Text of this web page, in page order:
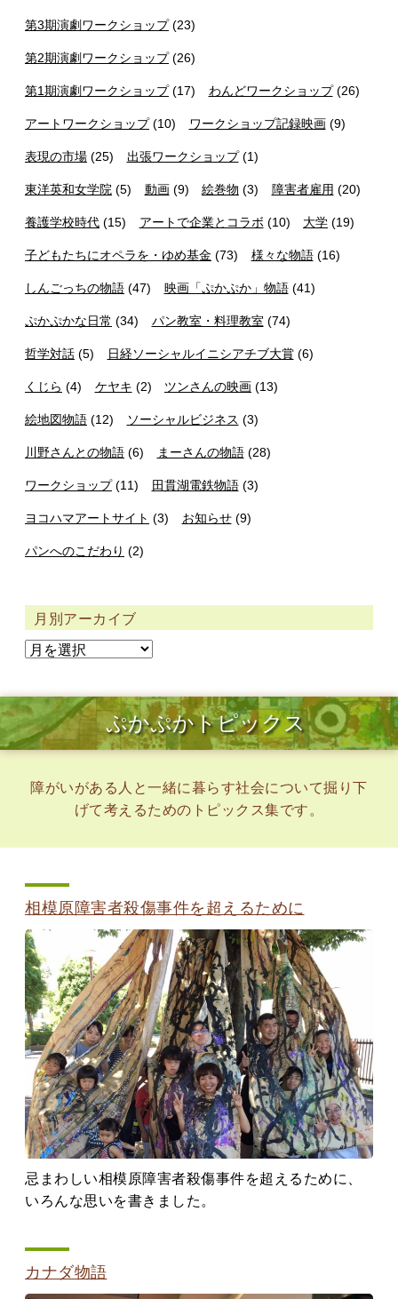
第3期演劇ワークショップ(23)
第2期演劇ワークショップ(26)
第1期演劇ワークショップ(17) わんどワークショップ(26)
アートワークショップ(10) ワークショップ記録映画(9)
表現の市場 (25) 出張ワークショップ(1)
東洋英和女学院 (5) 動画(9) 絵巻物 (3) 障害者雇用 (20)
養護学校時代 (15) アートで企業とコラボ (10) 大学 (19)
子どもたちにオペラを・ゆめ基金 (73) 様々な物語(16)
しんごっちの物語 (47) 映画「ぷかぷか」物語(41)
ぷかぷかな日常 (34) パン教室・料理教室 (74)
哲学対話 (5) 日経ソーシャルイニシアチブ大賞(6)
くじら (4) ケヤキ (2) ツンさんの映画 (13)
絵地図物語 (12) ソーシャルビジネス (3)
川野さんとの物語 (6) まーさんの物語(28)
ワークショップ(11) 田貫湖電鉄物語(3)
ヨコハマアートサイト (3) お知らせ(9)
パンへのこだわり (2)
月別アーカイブ
ぷかぷかトピックス
障がいがある人と一緒に暮らす社会について掘り下
げて考えるためのトピックス集です。
相模原障害者殺傷事件を超えるために
忌まわしい相模原障害者殺傷事件を超えるために、
いろんな思いを書きました。
カナダ物語